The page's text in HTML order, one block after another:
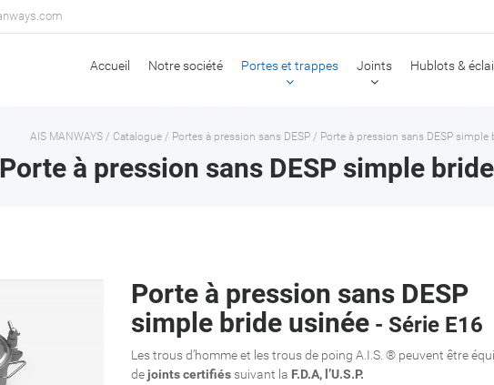
Accueil Notre société Portes et trappes Joints Hublots &
AIS MANWAYS / Catalogue / Portes à pression sans DESP / Porte à pression sans DESP simple
Porte à pression sans DESP simple
Porte à pression sans DESP
simple bride usinée- Série E16
Les trous d’homme et les trous de poing A.I.S. ® peuvent être
de joints certifiéssuivant la F.D.A, l’U.S.P.